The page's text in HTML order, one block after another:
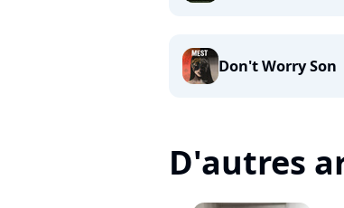
Don't Worry Son
D'autres